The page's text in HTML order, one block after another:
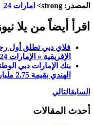
المصدر: strong> امارات 24
اقرأ أيضاً من يلا
فلاي دبي تطلق أول
الإفريقية » الإمارات 24
الهندي بقيمة 2.75 مليار دولار » الإمارات 24
السابقالتالي
أحدث المقالات